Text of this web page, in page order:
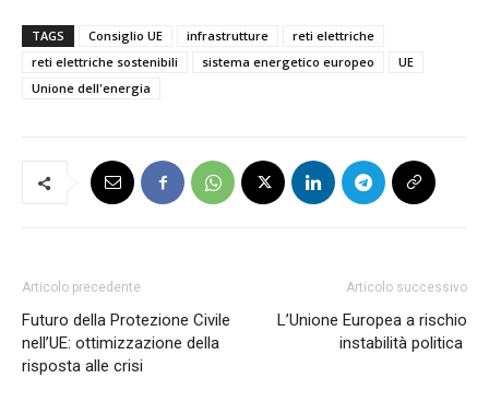
TAGS Consiglio UE infrastrutture
reti elettriche
reti elettriche sostenibili
sistema energetico europeo
UE
Unione dell'energia
Articolo precedente
Futuro della Protezione Civile
nell’UE: ottimizzazione della
risposta alle crisi
Articolo successivo
L’Unione Europea a rischio
instabilità politica